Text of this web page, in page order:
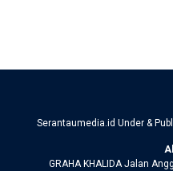
Serantaumedia.id Under &
GRAHA KHALIDA Jalan